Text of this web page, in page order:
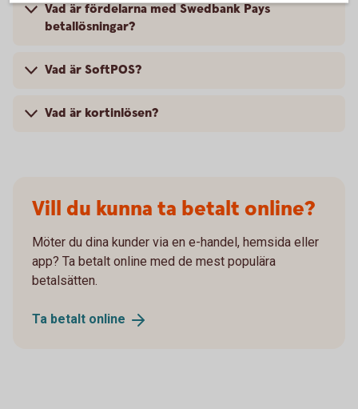
Vad är fördelarna med Swedbank Pays
betallösningar?
Vad är SoftPOS?
Vad är kortinlösen?
Vill du kunna ta betalt online?
Möter du dina kunder via en e-handel, hemsida eller
app? Ta betalt online med de mest populära
betalsätten.
Ta betalt online